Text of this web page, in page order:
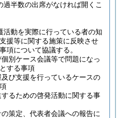
半数の出席がなければ開くこ
活動を実際に行っている者の知
援等に関する施策に反映させ
項について協議する。
別ケース会議等で問題になっ
する事項
び支援を行っているケースの
るための啓発活動に関する事
策定、代表者会議への報告に